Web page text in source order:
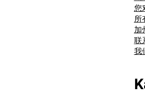
您
所
加
联
我